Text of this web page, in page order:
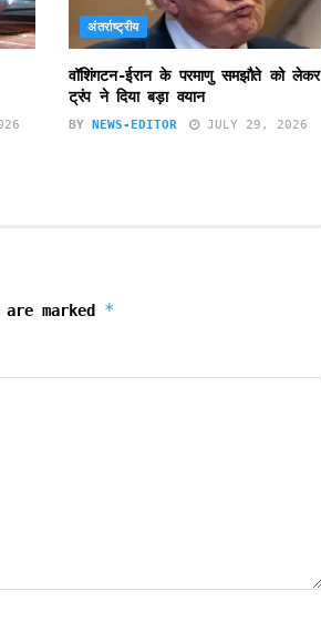
अंतर्राष्ट्रीय
वॉशिंगटन-ईरान के परमाणु समझौते को लेकर
ट्रंप ने दिया बड़ा वयान
BY NEWS-EDITOR JULY 29, 2026
marked *